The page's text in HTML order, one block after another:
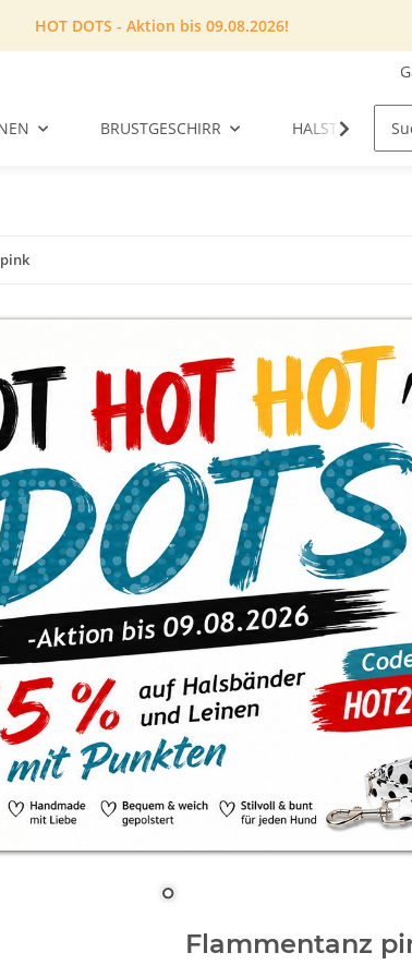
HOT DOTS - Aktion bis 09.08.2026!
BRUSTGESCHIRR HALSTUCH
Flammentanz